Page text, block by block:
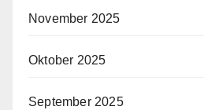
November 2025
Oktober 2025
September 2025